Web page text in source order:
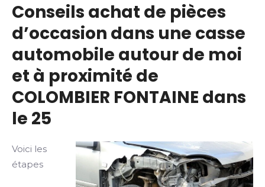
Conseils achat de pièces
d’occasion dans une casse
automobile autour de moi
et à proximité de
COLOMBIER FONTAINE dans
le 25
Voici les
étapes